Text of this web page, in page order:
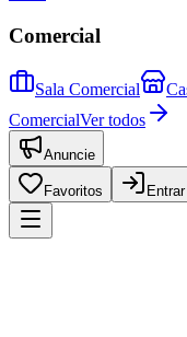
Comercial
Sala Comercial
ComercialVer todos
Anuncie
Favoritos Entrar